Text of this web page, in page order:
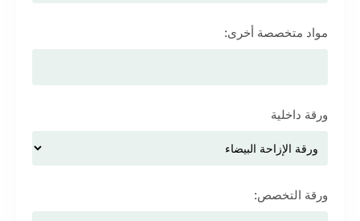
مواد متخصصة أخرى:
ورقة داخلية
ورقة التخصص: